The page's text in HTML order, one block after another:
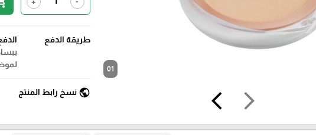
01
arrow_forward_ios
arrow_back_ios
طريقة الدفع
public نسخ رابط المنتج